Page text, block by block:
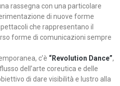
rassegna con una particolare
di nuove forme
che rappresentano il
forme di comunicazioni sempre
c’è “Revolution Dance”,
dell’arte coreutica e delle
di dare visibilità e lustro alla